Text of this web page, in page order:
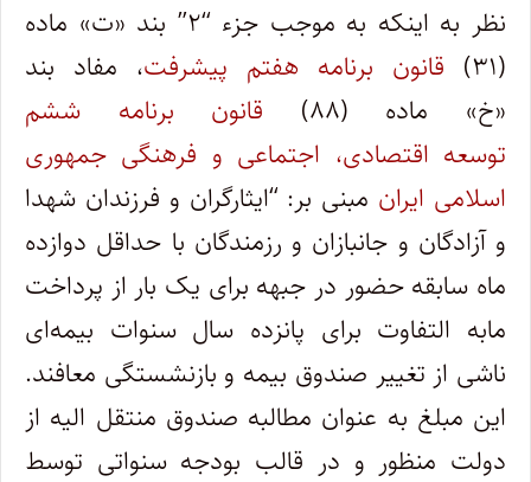
نظر به اینکه به موجب جزء “۲” بند «ت» ماده
(۳۱)
قانون برنامه هفتم پیشرفت، مفاد بند
«خ» ماده (۸۸)
قانون برنامه ششم
توسعه اقتصادی، اجتماعی و فرهنگی جمهوری
اسلامی ایران مبنی بر: “ایثارگران و فرزندان شهدا
و آزادگان و جانبازان و رزمندگان با حداقل دوازده
ماه سابقه حضور در جبهه برای یک بار از پرداخت
مابه التفاوت برای پانزده سال سنوات بیمه‌ای
ناشی از تغییر صندوق بیمه و بازنشستگی معافند.
این مبلغ به عنوان مطالبه صندوق منتقل الیه از
دولت منظور و در قالب بودجه سنواتی توسط